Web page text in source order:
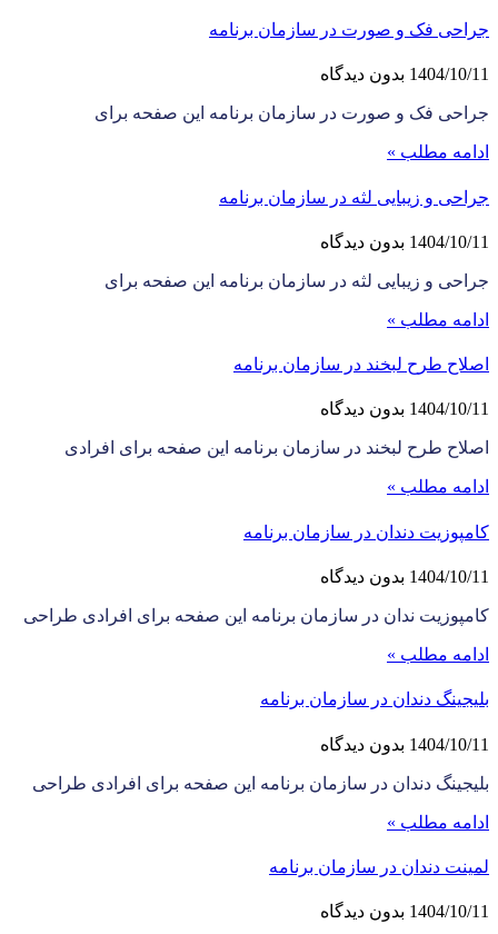
جراحی فک و صورت در سازمان برنامه
1404/10/11 بدون دیدگاه
جراحی فک و صورت در سازمان برنامه این صفحه برای
ادامه مطلب »
جراحی و زیبایی لثه در سازمان برنامه
1404/10/11 بدون دیدگاه
جراحی و زیبایی لثه در سازمان برنامه این صفحه برای
ادامه مطلب »
اصلاح طرح لبخند در سازمان برنامه
1404/10/11 بدون دیدگاه
اصلاح طرح لبخند در سازمان برنامه این صفحه برای افرادی
ادامه مطلب »
کامپوزیت دندان در سازمان برنامه
1404/10/11 بدون دیدگاه
کامپوزیت ندان در سازمان برنامه این صفحه برای افرادی طراحی
ادامه مطلب »
بلیجینگ دندان در سازمان برنامه
1404/10/11 بدون دیدگاه
بلیجینگ دندان در سازمان برنامه این صفحه برای افرادی طراحی
ادامه مطلب »
لمینت دندان در سازمان برنامه
1404/10/11 بدون دیدگاه